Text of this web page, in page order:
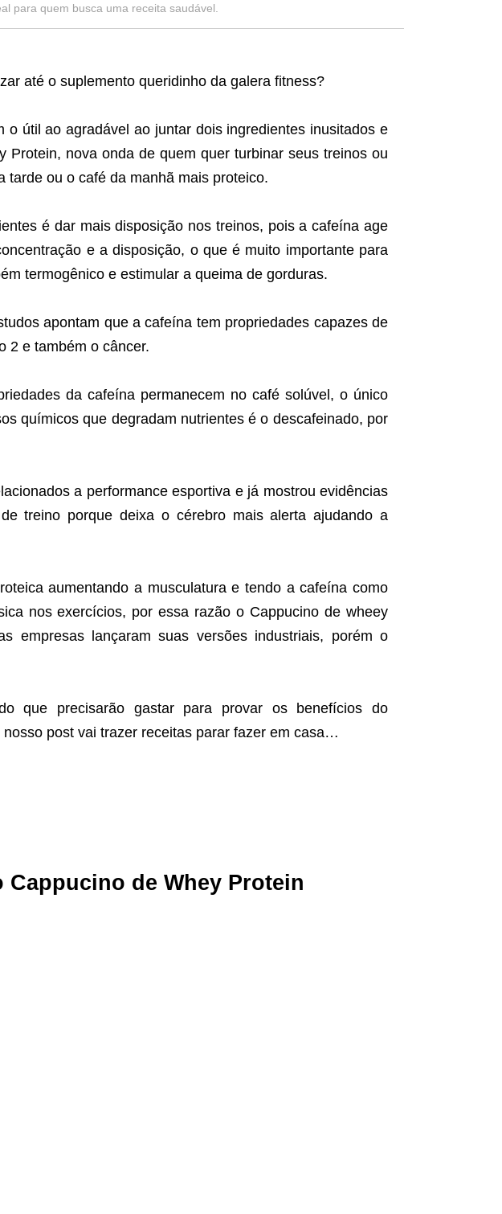
para quem busca uma receita saudável.
até o suplemento queridinho da galera fitness?
o útil ao agradável ao juntar dois ingredientes inusitados e
Protein, nova onda de quem quer turbinar seus treinos ou
tarde ou o café da manhã mais proteico.
é dar mais disposição nos treinos, pois a cafeína age
e a disposição, o que é muito importante para
termogênico e estimular a queima de gorduras.
apontam que a cafeína tem propriedades capazes de
2 e também o câncer.
da cafeína permanecem no café solúvel, o único
químicos que degradam nutrientes é o descafeinado, por
a performance esportiva e já mostrou evidências
treino porque deixa o cérebro mais alerta ajudando a
aumentando a musculatura e tendo a cafeína como
nos exercícios, por essa razão o Cappucino de wheey
empresas lançaram suas versões industriais, porém o
que precisarão gastar para provar os benefícios do
post vai trazer receitas parar fazer em casa…
Cappucino de Whey Protein